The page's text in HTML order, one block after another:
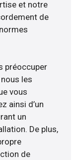
et notre
de
préoccuper
les
vous
ainsi d’un
un
De plus,
de